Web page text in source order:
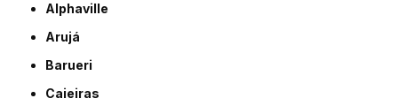
Alphaville
Arujá
Barueri
Caieiras